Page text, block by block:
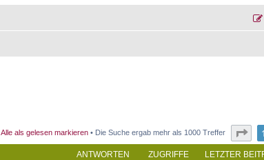
Alle als gelesen markieren • Die Suche ergab mehr als 1000 Treffer Seite1
ANTWORTEN ZUGRIFFE LETZTER